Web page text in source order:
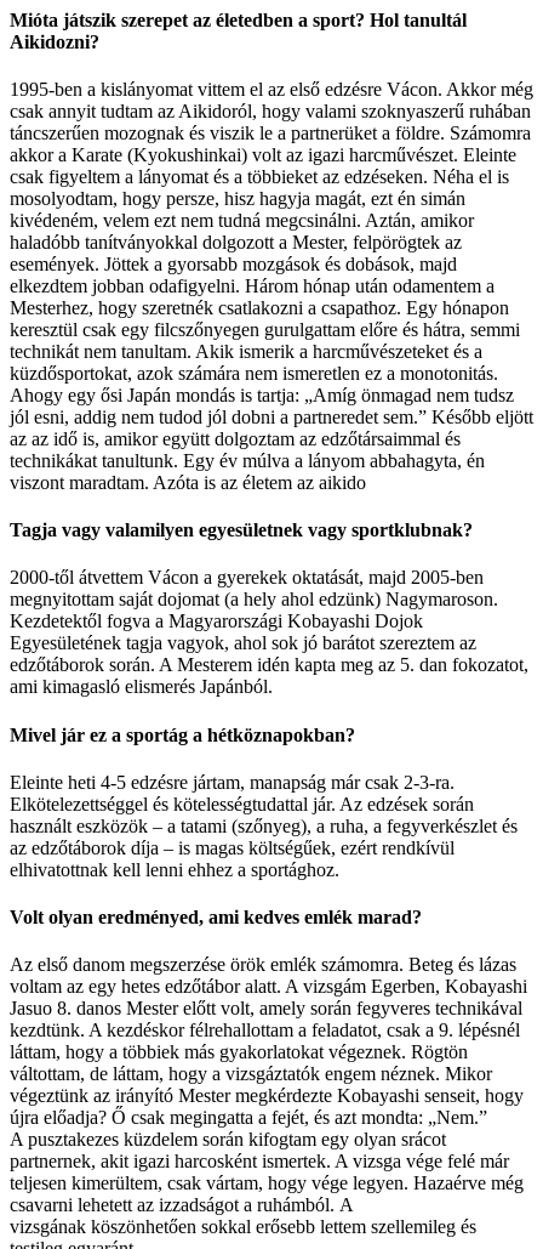
Mióta játszik szerepet az életedben a sport? Hol tanultál
Aikidozni?
1995-ben a kislányomat vittem el az első edzésre Vácon. Akkor még
csak annyit tudtam az Aikidoról, hogy valami szoknyaszerű ruhában
táncszerűen mozognak és viszik le a partnerüket a földre. Számomra
akkor a Karate (Kyokushinkai) volt az igazi harcművészet. Eleinte
csak figyeltem a lányomat és a többieket az edzéseken. Néha el is
mosolyodtam, hogy persze, hisz hagyja magát, ezt én simán
kivédeném, velem ezt nem tudná megcsinálni. Aztán, amikor
haladóbb tanítványokkal dolgozott a Mester, felpörögtek az
események. Jöttek a gyorsabb mozgások és dobások, majd
elkezdtem jobban odafigyelni. Három hónap után odamentem a
Mesterhez, hogy szeretnék csatlakozni a csapathoz. Egy hónapon
keresztül csak egy filcszőnyegen gurulgattam előre és hátra, semmi
technikát nem tanultam. Akik ismerik a harcművészeteket és a
küzdősportokat, azok számára nem ismeretlen ez a monotonitás.
Ahogy egy ősi Japán mondás is tartja: „Amíg önmagad nem tudsz
jól esni, addig nem tudod jól dobni a partneredet sem.” Később eljött
az az idő is, amikor együtt dolgoztam az edzőtársaimmal és
technikákat tanultunk. Egy év múlva a lányom abbahagyta, én
viszont maradtam. Azóta is az életem az aikido
Tagja vagy valamilyen egyesületnek vagy sportklubnak?
2000-től átvettem Vácon a gyerekek oktatását, majd 2005-ben
megnyitottam saját dojomat (a hely ahol edzünk) Nagymaroson.
Kezdetektől fogva a Magyarországi Kobayashi Dojok
Egyesületének tagja vagyok, ahol sok jó barátot szereztem az
edzőtáborok során. A Mesterem idén kapta meg az 5. dan fokozatot,
ami kimagasló elismerés Japánból.
Mivel jár ez a sportág a hétköznapokban?
Eleinte heti 4-5 edzésre jártam, manapság már csak 2-3-ra.
Elkötelezettséggel és kötelességtudattal jár. Az edzések során
használt eszközök – a tatami (szőnyeg), a ruha, a fegyverkészlet és
az edzőtáborok díja – is magas költségűek, ezért rendkívül
elhivatottnak kell lenni ehhez a sportághoz.
Volt olyan eredményed, ami kedves emlék marad?
Az első danom megszerzése örök emlék számomra. Beteg és lázas
voltam az egy hetes edzőtábor alatt. A vizsgám Egerben, Kobayashi
Jasuo 8. danos Mester előtt volt, amely során fegyveres technikával
kezdtünk. A kezdéskor félrehallottam a feladatot, csak a 9. lépésnél
láttam, hogy a többiek más gyakorlatokat végeznek. Rögtön
váltottam, de láttam, hogy a vizsgáztatók engem néznek. Mikor
végeztünk az irányító Mester megkérdezte Kobayashi senseit, hogy
újra előadja? Ő csak megingatta a fejét, és azt mondta: „Nem.”
A pusztakezes küzdelem során kifogtam egy olyan srácot
partnernek, akit igazi harcosként ismertek. A vizsga vége felé már
teljesen kimerültem, csak vártam, hogy vége legyen. Hazaérve még
csavarni lehetett az izzadságot a ruhámból. A
vizsgának köszönhetően sokkal erősebb lettem szellemileg és